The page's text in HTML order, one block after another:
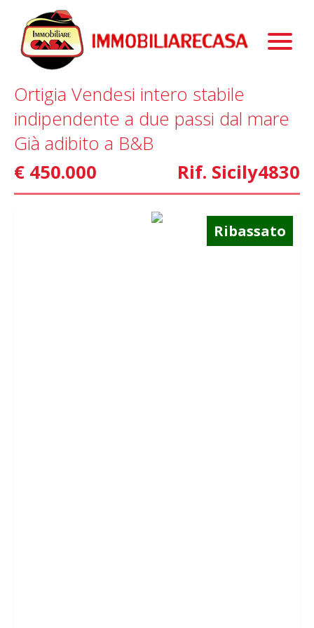
Immobili
Immobili In Vendita
Immobili In Affitto
Immobili Commerciali
Chi Siamo
La Nostra Storia
Staff
Servizi
Mutui
Home Staging
Blog
Ortigia Vendesi intero stabile
indipendente a due passi dal mare
Già adibito a B&B
€ 450.000
Rif. Sicily4830
Ribassato